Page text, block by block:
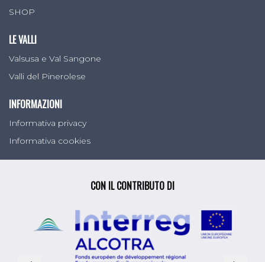
SHOP
LE VALLI
Valsusa e Val Sangone
Valli del Pinerolese
INFORMAZIONI
Informativa privacy
Informativa cookies
CON IL CONTRIBUTO DI